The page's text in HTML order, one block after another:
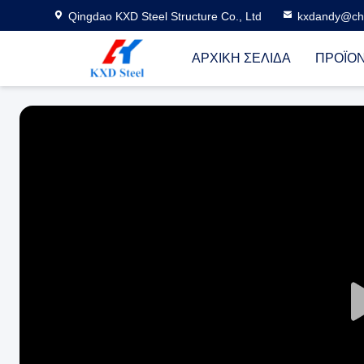
Qingdao KXD Steel Structure Co., Ltd
ΑΡΧΙΚΉ ΣΕΛΊΔΑ